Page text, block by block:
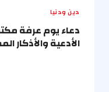
دين ودنيا
دعاء يوم عرفة
الأدعية والأذكار